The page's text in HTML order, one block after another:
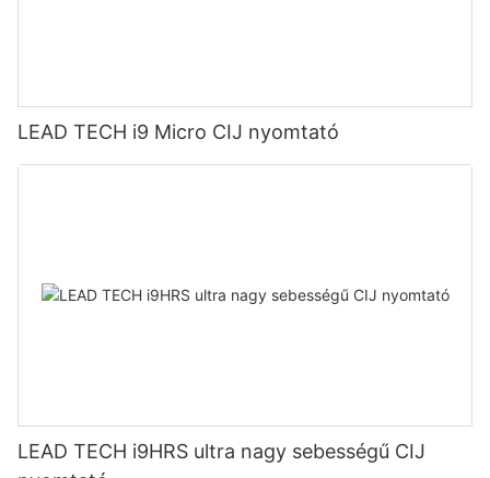
LEAD TECH i9 Micro CIJ nyomtató
LEAD TECH i9HRS ultra nagy sebességű CIJ